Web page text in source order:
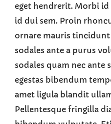
eget hendrerit. Morbi
id dui sem. Proin
ornare mauris
sodales ante a purus
sodales quam nec
egestas bibendum
amet ligula blandit
Pellentesque fringilla